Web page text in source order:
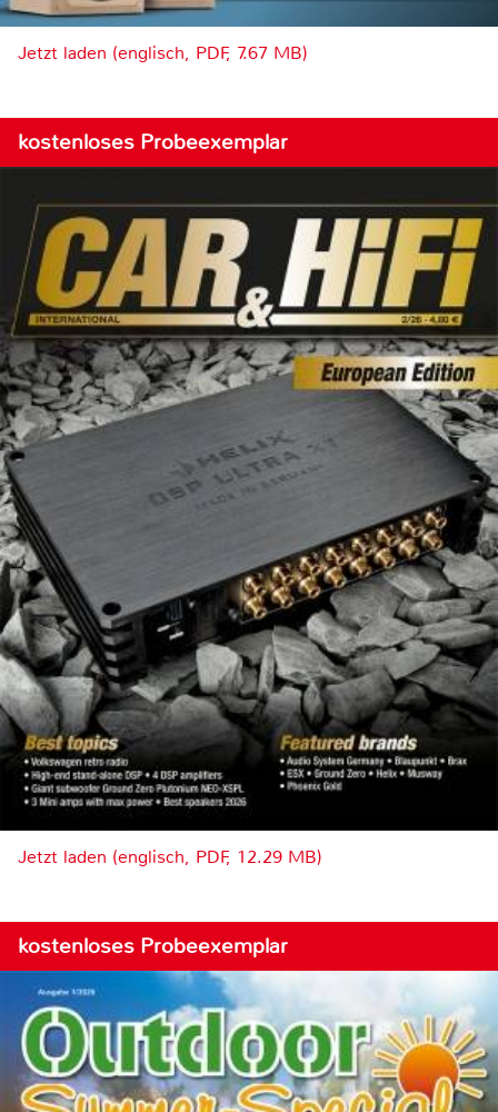
Jetzt laden (englisch, PDF, 7.67 MB)
kostenloses Probeexemplar
Jetzt laden (englisch, PDF, 12.29 MB)
kostenloses Probeexemplar